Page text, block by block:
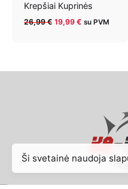
Krepšiai Kuprinės
26,99€ Anksčiau
19,99 €Dabartinė
su PVM
Ši svetainė naudoja